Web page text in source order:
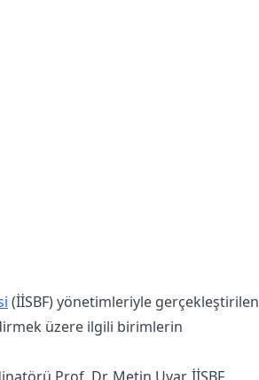
(İİSBF) yönetimleriyle gerçekleştirilen
üzere ilgili birimlerin